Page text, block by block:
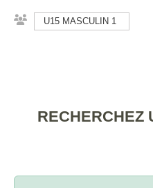
U15 MASCULIN 1
RECHERCHEZ